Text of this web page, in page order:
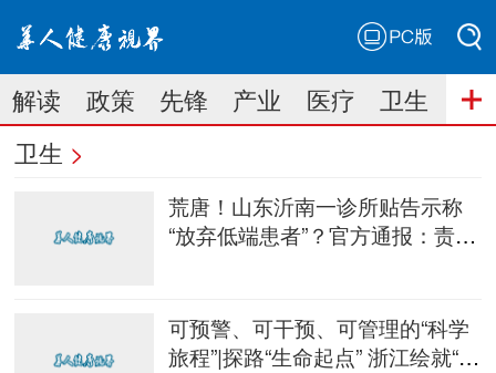
搜索
搜索
解读 政策 先锋 产业 医疗
卫生
卫生 >
荒唐！山东沂南一诊所贴告示称
“放弃低端患者”？官方通报：责令
可预警、可干预、可管理的“科学
旅程”|探路“生命起点” 浙江绘就“优